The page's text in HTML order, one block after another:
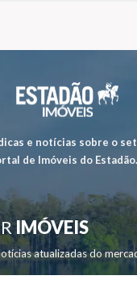
e notícias sobre o
de Imóveis do Estadão.
IMÓVEIS
atualizadas do